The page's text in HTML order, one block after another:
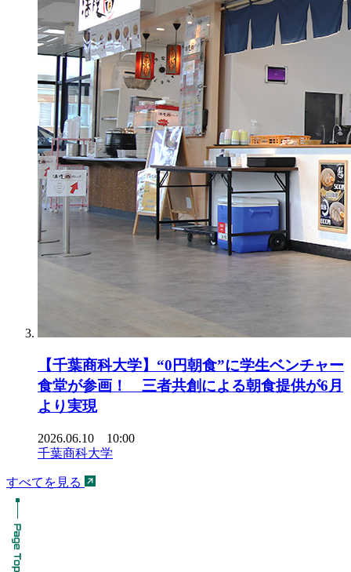
【千葉商科大学】“0円朝食”に学生ベンチャー
食堂が参画！ 三者共創による朝食提供が6月
より実現
2026.06.10 10:00
千葉商科大学
すべてを見る